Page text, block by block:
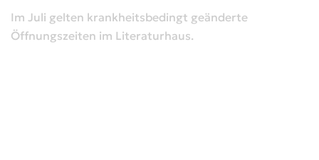
Im Juli gelten krankheitsbedingt geänderte
Öffnungszeiten im Literaturhaus.